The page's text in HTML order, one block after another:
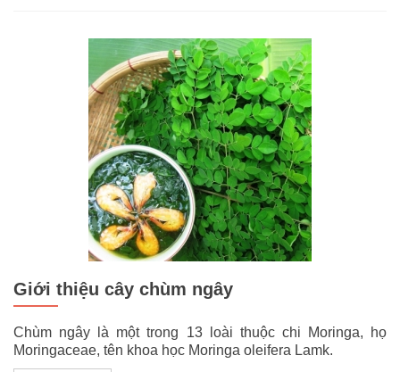
Giới thiệu cây chùm ngây
Chùm ngây là một trong 13 loài thuộc chi Moringa, họ
Moringaceae, tên khoa học Moringa oleifera Lamk.